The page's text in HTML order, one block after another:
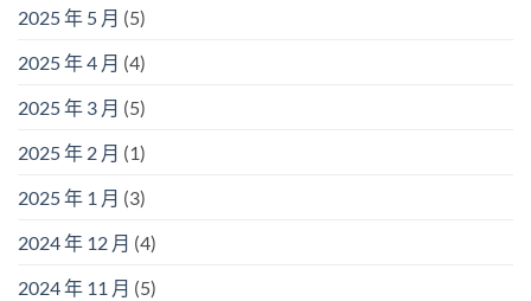
2025 年 5 月 (5)
2025 年 4 月 (4)
2025 年 3 月 (5)
2025 年 2 月 (1)
2025 年 1 月 (3)
2024 年 12 月 (4)
2024 年 11 月 (5)